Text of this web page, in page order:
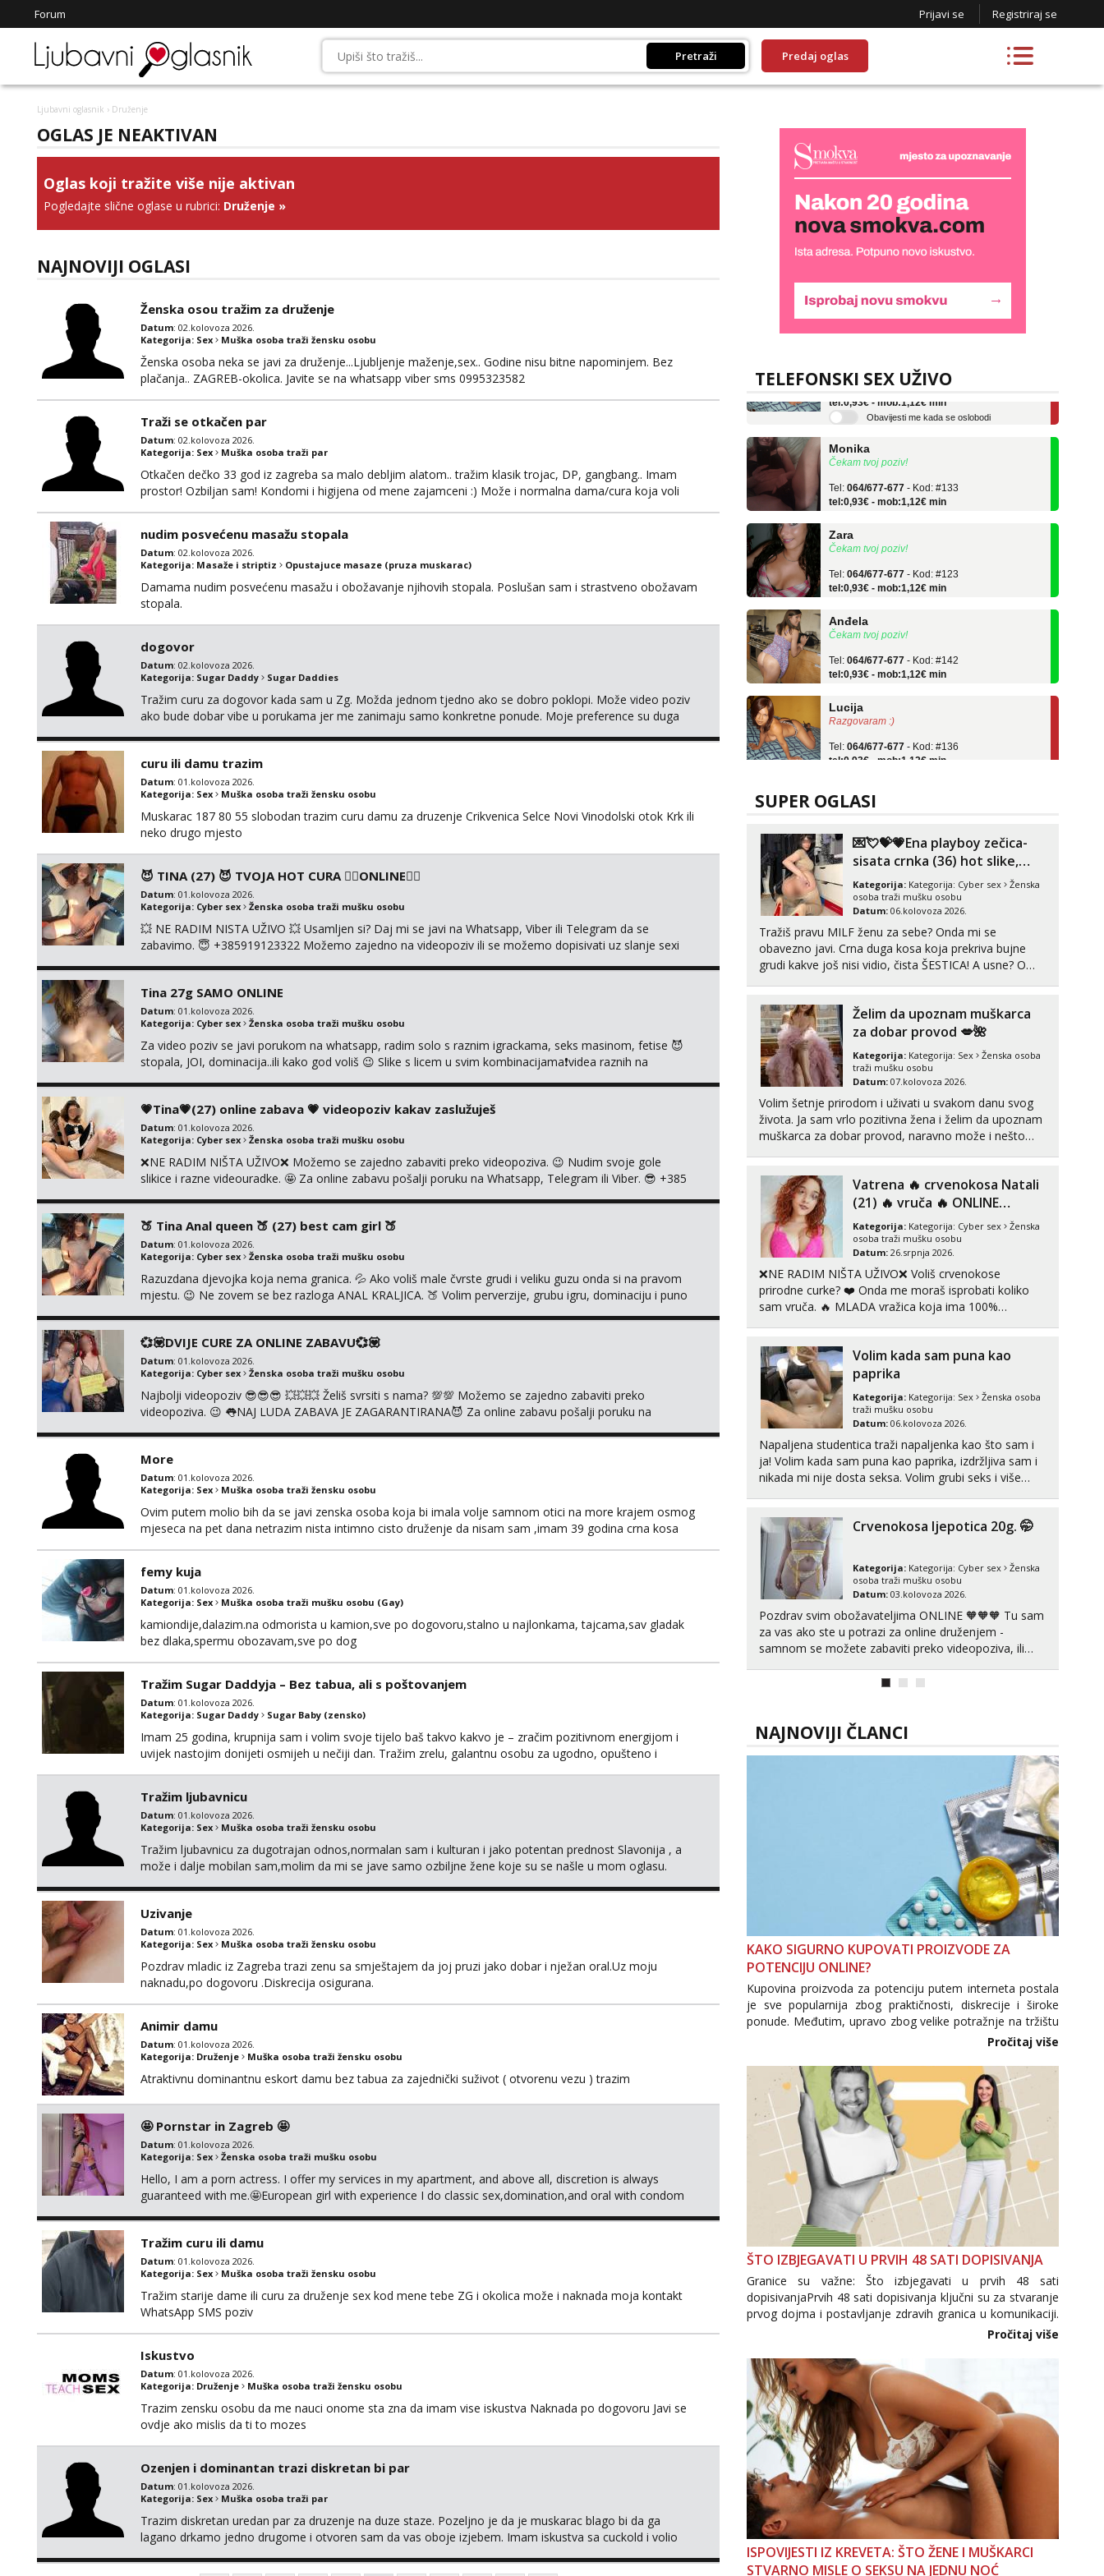
Forum Prijavi se Registriraj se
Pretraži Predaj oglas
Ljubavni oglasnik › Druženje
OGLAS JE NEAKTIVAN
Oglas koji tražite više nije aktivan
Pogledajte slične oglase u rubrici: Druženje »
NAJNOVIJI OGLASI
Ženska osou tražim za druženje
Datum: 02.kolovoza 2026.
Kategorija: Sex Muška osoba traži žensku osobu
Ženska osoba neka se javi za druženje...Ljubljenje maženje,sex.. Godine nisu bitne napominjem. Bez
plačanja.. ZAGREB-okolica. Javite se na whatsapp viber sms 0995323582
Traži se otkačen par
Datum: 02.kolovoza 2026.
Kategorija: Sex Muška osoba traži par
Otkačen dečko 33 god iz zagreba sa malo debljim alatom.. tražim klasik trojac, DP, gangbang.. Imam
prostor! Ozbiljan sam! Kondomi i higijena od mene zajamceni :) Može i normalna dama/cura koja voli
nudim posvećenu masažu stopala
Datum: 02.kolovoza 2026.
Kategorija: Masaže i striptiz Opustajuce masaze (pruza muskarac)
Damama nudim posvećenu masažu i obožavanje njihovih stopala. Poslušan sam i strastveno obožavam
stopala.
dogovor
Datum: 02.kolovoza 2026.
Kategorija: Sugar Daddy Sugar Daddies
Tražim curu za dogovor kada sam u Zg. Možda jednom tjedno ako se dobro poklopi. Može video poziv
ako bude dobar vibe u porukama jer me zanimaju samo konkretne ponude. Moje preference su duga
curu ili damu trazim
Datum: 01.kolovoza 2026.
Kategorija: Sex Muška osoba traži žensku osobu
Muskarac 187 80 55 slobodan trazim curu damu za druzenje Crikvenica Selce Novi Vinodolski otok Krk ili
neko drugo mjesto
😈 TINA (27) 😈 TVOJA HOT CURA ❤️‍🔥ONLINE❤️‍🔥
Datum: 01.kolovoza 2026.
Kategorija: Cyber sex Ženska osoba traži mušku osobu
💥 NE RADIM NISTA UŽIVO 💥 Usamljen si? Daj mi se javi na Whatsapp, Viber ili Telegram da se
zabavimo. 😇 +385919123322 Možemo zajedno na videopoziv ili se možemo dopisivati uz slanje sexi
Tina 27g SAMO ONLINE
Datum: 01.kolovoza 2026.
Kategorija: Cyber sex Ženska osoba traži mušku osobu
Za video poziv se javi porukom na whatsapp, radim solo s raznim igrackama, seks masinom, fetise 😈
stopala, JOI, dominacija..ili kako god voliš 😉 Slike s licem u svim kombinacijama❗videa raznih na
💗Tina💗(27) online zabava 💗 videopoziv kakav zaslužuješ
Datum: 01.kolovoza 2026.
Kategorija: Cyber sex Ženska osoba traži mušku osobu
❌NE RADIM NIŠTA UŽIVO❌ Možemo se zajedno zabaviti preko videopoziva. 😉 Nudim svoje gole
slikice i razne videouradke. 🤩 Za online zabavu pošalji poruku na Whatsapp, Telegram ili Viber. 😎 +385
UŽIVO❌ ❌NE ...
🍑 Tina Anal queen 🍑 (27) best cam girl 🍑
Datum: 01.kolovoza 2026.
Kategorija: Cyber sex Ženska osoba traži mušku osobu
Razuzdana djevojka koja nema granica. 💦 Ako voliš male čvrste grudi i veliku guzu onda si na pravom
mjestu. 😉 Ne zovem se bez razloga ANAL KRALJICA. 🍑 Volim perverzije, grubu igru, dominaciju i puno
💞💟DVIJE CURE ZA ONLINE ZABAVU💞💟
Datum: 01.kolovoza 2026.
Kategorija: Cyber sex Ženska osoba traži mušku osobu
Najbolji videopoziv 😎😎😎 💥💥💥 Želiš svrsiti s nama? 💯💯 Možemo se zajedno zabaviti preko
videopoziva. 😉 👅NAJ LUDA ZABAVA JE ZAGARANTIRANA😈 Za online zabavu pošalji poruku na
More
Datum: 01.kolovoza 2026.
Kategorija: Sex Muška osoba traži žensku osobu
Ovim putem molio bih da se javi zenska osoba koja bi imala volje samnom otici na more krajem osmog
mjeseca na pet dana netrazim nista intimno cisto druženje da nisam sam ,imam 39 godina crna kosa
femy kuja
Datum: 01.kolovoza 2026.
Kategorija: Sex Muška osoba traži mušku osobu (Gay)
kamiondije,dalazim.na odmorista u kamion,sve po dogovoru,stalno u najlonkama, tajcama,sav gladak
bez dlaka,spermu obozavam,sve po dog
Tražim Sugar Daddyja – Bez tabua, ali s poštovanjem
Datum: 01.kolovoza 2026.
Kategorija: Sugar Daddy Sugar Baby (zensko)
Imam 25 godina, krupnija sam i volim svoje tijelo baš takvo kakvo je – zračim pozitivnom energijom i
uvijek nastojim donijeti osmijeh u nečiji dan. Tražim zrelu, galantnu osobu za ugodno, opušteno i
Tražim ljubavnicu
Datum: 01.kolovoza 2026.
Kategorija: Sex Muška osoba traži žensku osobu
Tražim ljubavnicu za dugotrajan odnos,normalan sam i kulturan i jako potentan prednost Slavonija , a
može i dalje mobilan sam,molim da mi se jave samo ozbiljne žene koje su se našle u mom oglasu.
Uzivanje
Datum: 01.kolovoza 2026.
Kategorija: Sex Muška osoba traži žensku osobu
Pozdrav mladic iz Zagreba trazi zenu sa smještajem da joj pruzi jako dobar i nježan oral.Uz moju
naknadu,po dogovoru .Diskrecija osigurana.
Animir damu
Datum: 01.kolovoza 2026.
Kategorija: Druženje Muška osoba traži žensku osobu
Atraktivnu dominantnu eskort damu bez tabua za zajednički suživot ( otvorenu vezu ) trazim
🤩 Pornstar in Zagreb 🤩
Datum: 01.kolovoza 2026.
Kategorija: Sex Ženska osoba traži mušku osobu
Hello, I am a porn actress. I offer my services in my apartment, and above all, discretion is always
guaranteed with me.🤩European girl with experience I do classic sex,domination,and oral with condom
Tražim curu ili damu
Datum: 01.kolovoza 2026.
Kategorija: Sex Muška osoba traži žensku osobu
Tražim starije dame ili curu za druženje sex kod mene tebe ZG i okolica može i naknada moja kontakt
WhatsApp SMS poziv
Iskustvo
Datum: 01.kolovoza 2026.
Kategorija: Druženje Muška osoba traži žensku osobu
Trazim zensku osobu da me nauci onome sta zna da imam vise iskustva Naknada po dogovoru Javi se
ovdje ako mislis da ti to mozes
Ozenjen i dominantan trazi diskretan bi par
Datum: 01.kolovoza 2026.
Kategorija: Sex Muška osoba traži par
Trazim diskretan uredan par za druzenje na duze staze. Pozeljno je da je muskarac blago bi da ga
lagano drkamo jedno drugome i otvoren sam da vas oboje izjebem. Imam iskustva sa cuckold i volio
diskretan. 195 100 44 godine Strogo okolica Rijeke lp
TELEFONSKI SEX UŽIVO
Lucija
Tel: 064/677-677 - Kod: #136
tel:0,93€ - mob:1,12€ min
Obavijesti me kada se oslobodi
Čekam tvoj poziv!
064/677-677
tel:0,93€ - mob:1,12€ min
Čekam tvoj poziv!
064/677-677
tel:0,93€ - mob:1,12€ min
Čekam tvoj poziv!
064/677-677
tel:0,93€ - mob:1,12€ min
Razgovaram :)
064/677-677
tel:0,93€ - mob:1,12€ min
Obavijesti me kada se oslobodi
Čekam tvoj poziv!
tel:0,93€ - mob:1,12€ min
Čekam tvoj poziv!
Tel: 064/677-677- Kod: #123
tel:0,93€ - mob:1,12€ min
Anđela
tel:0,93€ - mob:1,12€ min
SUPER OGLASI
💌💘💝💗Ena playboy zečica-
sisata crnka (36) hot slike,
videa i c2c💗
Kategorija: Kategorija: Cyber sex
Ženska
osoba traži mušku osobu
Datum: 06.kolovoza 2026.
Tražiš pravu MILF ženu za sebe? Onda mi se
obavezno javi. Crna duga kosa koja prekriva bujne
grudi kakve još nisi vidio, čista ŠESTICA! A usne? O
nisi vidio. Uvijek sam spremna za ONLOINE zabavu...
Želim da upoznam muškarca
za dobar provod 💋🌺
Kategorija: Kategorija: Sex
Ženska osoba
traži mušku osobu
Datum: 07.kolovoza 2026.
Volim šetnje prirodom i uživati u svakom danu svog
života. Ja sam vrlo pozitivna žena i želim da upoznam
muškarca za dobar provod, naravno može i nešto
Vatrena ‎️‍🔥 crvenokosa Natali
(21) ‎️‍🔥 vruča‎ ️‍🔥 ONLINE
ZABAVA
Kategorija: Kategorija: Cyber sex
Ženska
osoba traži mušku osobu
Datum: 26.srpnja 2026.
❌NE RADIM NIŠTA UŽIVO❌ Voliš crvenokose
prirodne curke? ❤️ Onda me moraš isprobati koliko
sam vruča.‎ ️‍🔥 MLADA vražica koja ima 100%
možeš pranaći nešto po svojoj mjeri. Sexi videa s
kolegica...
Volim kada sam puna kao
paprika
Kategorija: Kategorija: Sex
Ženska osoba
traži mušku osobu
Datum: 06.kolovoza 2026.
Napaljena studentica traži napaljenka kao što sam i
ja! Volim kada sam puna kao paprika, izdržljiva sam i
nikada mi nije dosta seksa. Volim grubi seks i više
cekam te!
Crvenokosa ljepotica 20g. 🤭
Kategorija: Kategorija: Cyber sex
Ženska
osoba traži mušku osobu
Datum: 03.kolovoza 2026.
Pozdrav svim obožavateljima ONLINE 🧡🧡🧡 Tu sam
za vas ako ste u potrazi za online druženjem -
samnom se možete zabaviti preko videopoziva, ili
kolegicama, svaka je drugačija 😉 Radim i vruća
NAJNOVIJI ČLANCI
KAKO SIGURNO KUPOVATI PROIZVODE ZA
POTENCIJU ONLINE?
Kupovina proizvoda za potenciju putem interneta postala
je sve popularnija zbog praktičnosti, diskrecije i široke
ponude. Međutim, upravo zbog velike potražnje na tržištu
se pojavljuju i brojni krivotvoreni proizvodi, nepouzdane
internetske trgovine te proizvodi nepoznatog podrijetla. ...
Pročitaj više
ŠTO IZBJEGAVATI U PRVIH 48 SATI DOPISIVANJA
Granice su važne: Što izbjegavati u prvih 48 sati
dopisivanjaPrvih 48 sati dopisivanja ključni su za stvaranje
prvog dojma i postavljanje zdravih granica u komunikaciji.
Važno je izbjeći prebrzo otkrivanje osobnih ili intimnih
informacija, jer nepoznata osoba još nije zaslužila to
povjerenje. Takođe...
Pročitaj više
ISPOVIJESTI IZ KREVETA: ŠTO ŽENE I MUŠKARCI
STVARNO MISLE O SEKSU NA JEDNU NOĆ